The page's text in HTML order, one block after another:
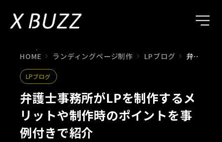
HOME ランディングページ制作 LPブログ 弁護士事務所がLPを制作するメリットや制作時のポイントを事例付きで紹介
LPブログ
弁護士事務所がLPを制作するメ
リットや制作時のポイントを事
例付きで紹介